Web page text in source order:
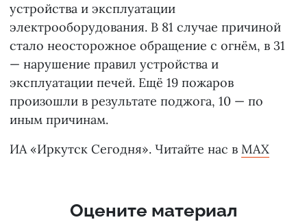
устройства и эксплуатации
электрооборудования. В 81 случае причиной
стало неосторожное обращение с огнём, в 31
— нарушение правил устройства и
эксплуатации печей. Ещё 19 пожаров
произошли в результате поджога, 10 — по
иным причинам.
ИА «Иркутск Сегодня». Читайте нас в MAX
Оцените материал